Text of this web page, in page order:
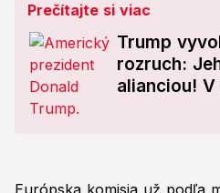
Prečítajte si viac
Trump
rozruch:
alianciou!